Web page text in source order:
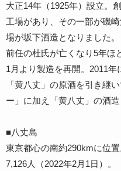
大正14年（1925年）設立。
工場があり、その一部が磯
場が坂下酒造となりました。
前任の杜氏が亡くなり5年ほ
1月より製造を再開。2011
「黄八丈」の原酒を引き継
ー」に加え「黄八丈」の酒造
■八丈島
東京都心の南約290kmに位
7,126人（2022年2月1日）。